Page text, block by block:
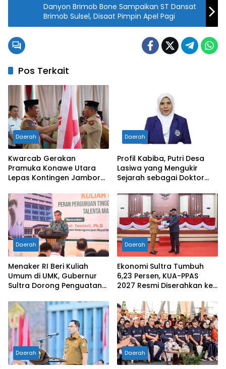
Danyon Brimob Bone Sampaikan ST Dansat
Brimob Sulsel, Disaat Pimpin Apel Pagi
Pos Terkait
Daerah
Kwarcab Gerakan
Pramuka Konawe Utara
Lepas Kontingen Jambore
Ikbar: Tunjukkan Karakter
Generasi Muda Konut yang
Disiplin dan Berprestasi
Daerah
Profil Kabiba, Putri Desa
Lasiwa yang Mengukir
Sejarah sebagai Doktor
Kelahirannya
Daerah
Menaker RI Beri Kuliah
Umum di UMK, Gubernur
Sultra Dorong Penguatan
Dunia Kerja
Daerah
Ekonomi Sultra Tumbuh
6,23 Persen, KUA-PPAS
2027 Resmi Diserahkan ke
Daerah Daerah